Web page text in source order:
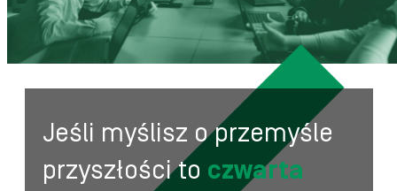
Jeśli myślisz o przemyśle
przyszłości to czwarta